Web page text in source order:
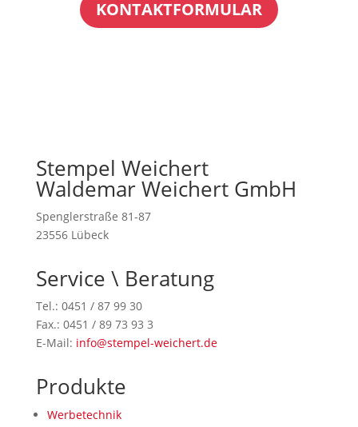
KONTAKTFORMULAR
Stempel Weichert
Waldemar Weichert GmbH
Spenglerstraße 81-87
23556 Lübeck
Service \ Beratung
Tel.: 0451 / 87 99 30
Fax.: 0451 / 89 73 93 3
E-Mail: info@stempel-weichert.de
Produkte
Werbetechnik